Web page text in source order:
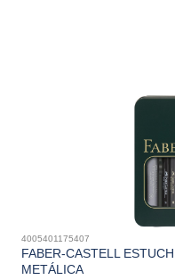
4005401175407
FABER-CASTELL
METÁLICA